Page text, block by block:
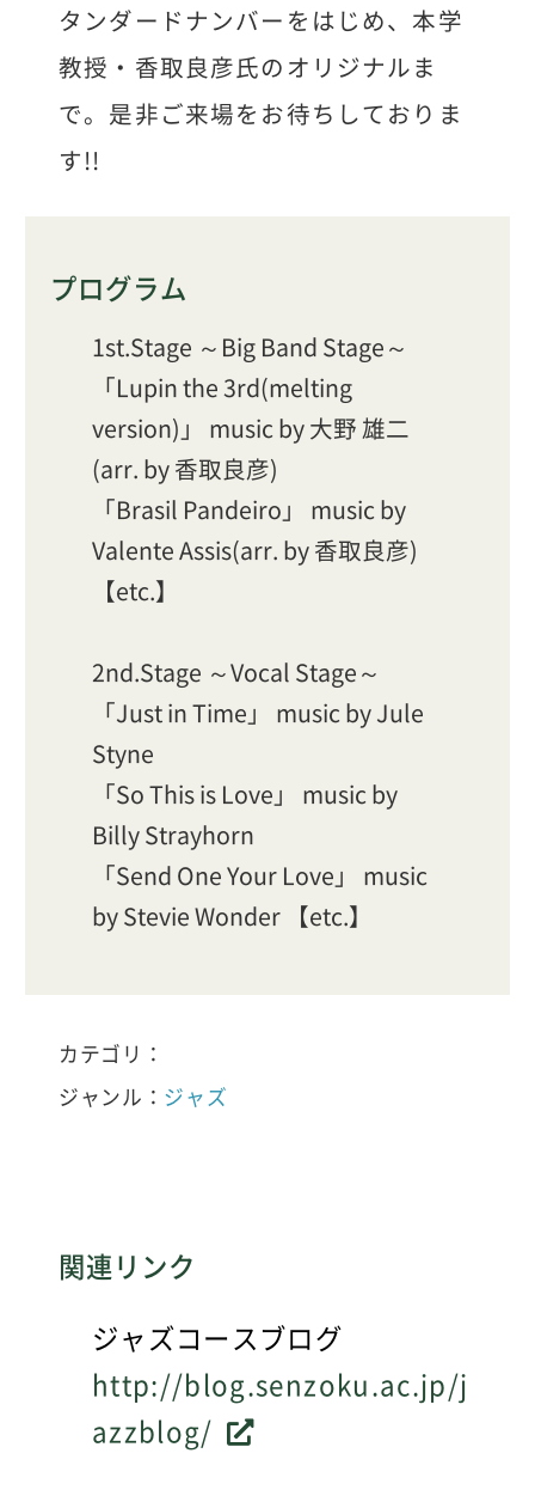
タンダードナンバーをはじめ、本学
教授・香取良彦氏のオリジナルま
で。是非ご来場をお待ちしておりま
す!!
プログラム
1st.Stage ～Big Band Stage～
「Lupin the 3rd(melting
version)」 music by 大野 雄二
(arr. by 香取良彦)
「Brasil Pandeiro」 music by
Valente Assis(arr. by 香取良彦)
【etc.】
2nd.Stage ～Vocal Stage～
「Just in Time」 music by Jule
Styne
「So This is Love」 music by
Billy Strayhorn
「Send One Your Love」 music
by Stevie Wonder 【etc.】
カテゴリ：
ジャンル： ジャズ
関連リンク
ジャズコースブログ
http://blog.senzoku.ac.jp/j
azzblog/